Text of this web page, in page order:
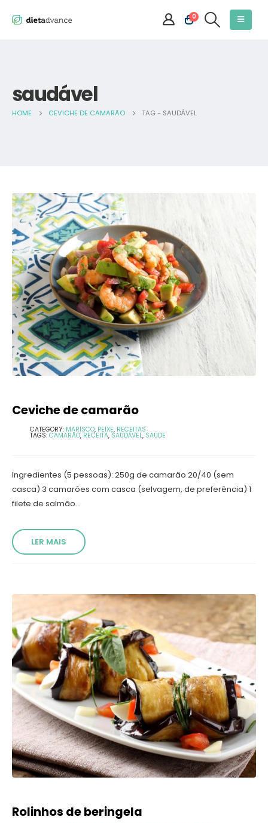
0
saudável
HOME CEVICHE DE CAMARÃO TAG - SAUDÁVEL
Ceviche de camarão
CATEGORY: MARISCO, PEIXE, RECEITAS
TAGS: CAMARÃO, RECEITA, SAUDÁVEL, SAÚDE
Ingredientes (5 pessoas): 250g de camarão 20/40 (sem
casca) 3 camarões com casca (selvagem, de preferência) 1
filete de salmão...
LER MAIS
Rolinhos de beringela